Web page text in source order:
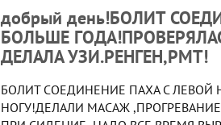
добрый день!БОЛИТ
БОЛЬШЕ
ДЕЛАЛА УЗИ.РЕНГЕН,РМТ!
БОЛИТ СОЕДИНЕНИЕ ПАХА С
НОГУ!ДЕЛАЛИ МАСАЖ